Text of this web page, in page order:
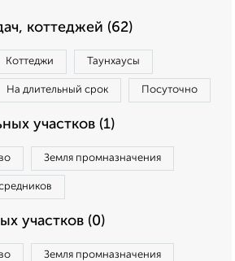
коттеджей (62)
Коттеджи Таунхаусы
На длительный срок Посуточно
участков (1)
Земля промназначения
участков (0)
Земля промназначения